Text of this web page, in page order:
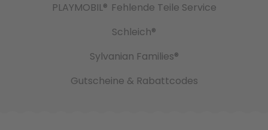
PLAYMOBIL® Fehlende Teile Service
Schleich®
Sylvanian Families®
Gutscheine & Rabattcodes